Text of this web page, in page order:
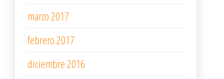
marzo 2017
febrero 2017
diciembre 2016